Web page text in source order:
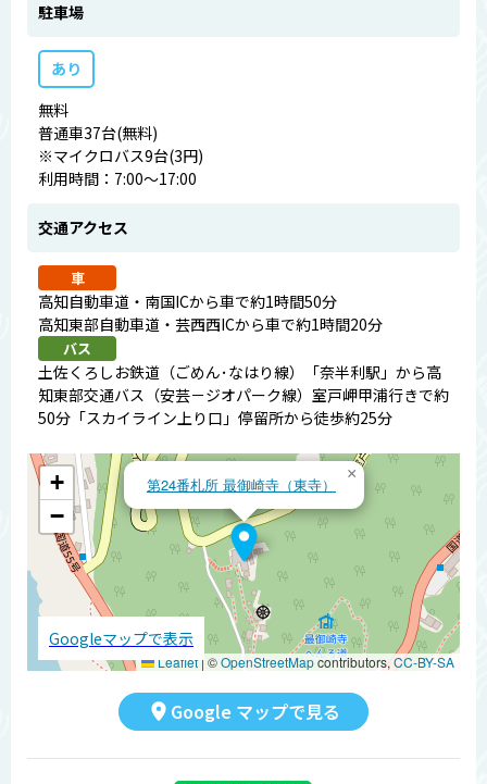
駐車場
あり
無料
普通車37台(無料)
※マイクロバス9台(3円)
利用時間：7:00～17:00
交通アクセス
車
高知自動車道・南国ICから車で約1時間50分
高知東部自動車道・芸西西ICから車で約1時間20分
バス
土佐くろしお鉄道（ごめん･なはり線）「奈半利駅」から高
知東部交通バス（安芸－ジオパーク線）室戸岬甲浦行きで約
50分「スカイライン上り口」停留所から徒歩約25分
第24番札所 最御崎寺（東寺）
×
+
−
Leaflet | ©OpenStreetMapcontributors, CC-BY-SA
Googleマップで表示
Google マップで見る